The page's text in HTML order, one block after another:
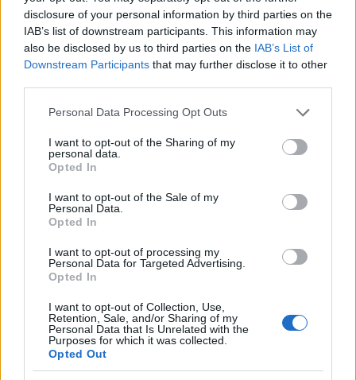
disclosure of your personal information by third parties on the
IAB’s list of downstream participants. This information may
also be disclosed by us to third parties on the IAB’s List of
Downstream Participants that may further disclose it to other
Please note that this website/app uses one or more Google
not limited to your visit or usage behaviour. You may click to
grant or deny consent to Google and its third-party tags to
use your data for below specified purposes in below Google
consent section.
Personal Data Processing Opt Outs
I want to opt-out of the Sharing of my
personal data.
Opted In
I want to opt-out of the Sale of my
Personal Data.
Opted In
I want to opt-out of processing my
Personal Data for Targeted Advertising.
Opted In
I want to opt-out of Collection, Use,
Retention, Sale, and/or Sharing of my
Personal Data that Is Unrelated with the
Purposes for which it was collected.
Opted Out
Descripción general
La Unión Europea y la región de Auvernia ofrecen
profesional mediante el desarrollo de habilidades
personales, profesionales y intercultural del
participante. El proyecto de movilidad Leonardo-
Audace fondos para gastos de viaje, seguros y
al ritmo de un practicante profesional si el sueldo no
es cubierto por Pôle Emploi International. Las
prácticas están disponibles, según un calendario
definido, en Alemania, España, Hungría, Italia,
Lituania, Polonia, Portugal, Gran Bretaña y Eslovenia.
Un mes antes de su partida, los participantes se